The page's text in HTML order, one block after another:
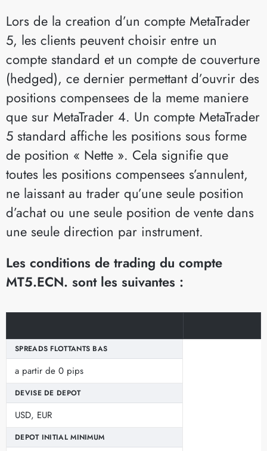
Lors de la creation d’un compte MetaTrader
5, les clients peuvent choisir entre un
compte standard et un compte de couverture
(hedged), ce dernier permettant d’ouvrir des
positions compensees de la meme maniere
que sur MetaTrader 4. Un compte MetaTrader
5 standard affiche les positions sous forme
de position « Nette ». Cela signifie que
toutes les positions compensees s’annulent,
ne laissant au trader qu’une seule position
d’achat ou une seule position de vente dans
une seule direction par instrument.
Les conditions de trading du compte
MT5.ECN. sont les suivantes :
SPREADS FLOTTANTS BAS
a partir de 0 pips
DEVISE DE DEPOT
USD, EUR
DEPOT INITIAL MINIMUM